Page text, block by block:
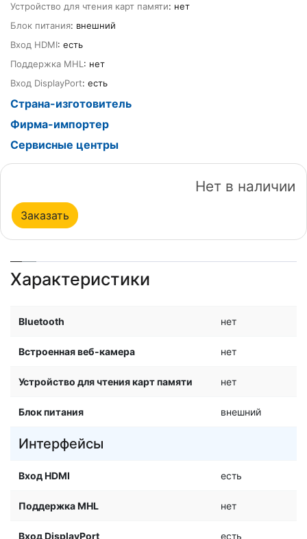
Устройство для чтения карт памяти: нет
Блок питания: внешний
Вход HDMI: есть
Поддержка MHL : нет
Вход DisplayPort: есть
Страна-изготовитель
Фирма-импортер
Сервисные центры
Нет в наличии
Заказать
Характеристики
Bluetooth нет
Встроенная веб-камера нет
Устройство для чтения карт памяти нет
Блок питания внешний
Интерфейсы
Вход HDMI есть
Поддержка MHL нет
Вход DisplayPort есть